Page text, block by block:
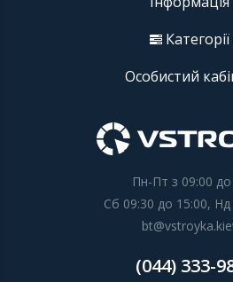
Категорії
Особистий
Пн-Пт з 09:00
Сб 09:30 до 15:00, Нд
(044) 333-